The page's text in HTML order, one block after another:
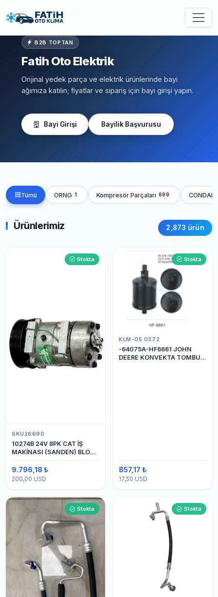
B2B TOPTAN
Fatih Oto Elektrik
Orijinal yedek parça ve elektrik ürünlerinde bayi
ağımıza katılın; fiyatlar ve sipariş için bayi girişi yapın.
Bayi Girişi Bayilik Başvurusu
Tümü ORNG 1 Kompresör Parçaları 699
Ürünlerimiz 2,873 ürün
Stokta
SKU26690
10274B 24V 8PK CAT İŞ
MAKİNASI (SANDEN) BLOK
SAPLAMALI KLİMA
KOMPRESÖRÜ 7H15
9.796,18 ₺
200,00 USD
Stokta
KLM-05 0372
-64075A-HF6661 JOHN
DEERE KONVEKTA TOMBUL
857,17 ₺
17,50 USD
Stokta Stokta